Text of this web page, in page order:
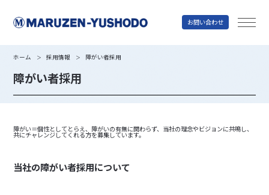
丸善雄松堂
お問い合わせ
ホーム ＞ 採用情報 ＞ 障がい者採用
障がい者採用
障がい＝個性としてとらえ、障がいの有無に関わらず、当社の理念やビジョンに共鳴し、
共にチャレンジしてくれる方を募集しています。
当社の障がい者採用について